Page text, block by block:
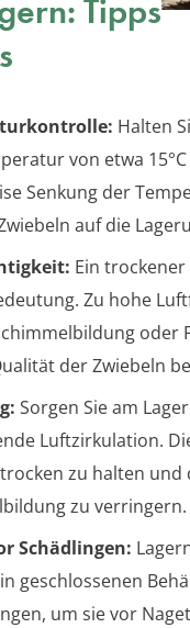
Tipps
Halten
von etwa 15°C
Senkung der
auf die
Ein
Zu hohe
oder
der Zwiebeln
Sorgen Sie am
Luftzirkulation.
zu halten und
zu verringern.
Schädlingen:
geschlossenen
um sie vor